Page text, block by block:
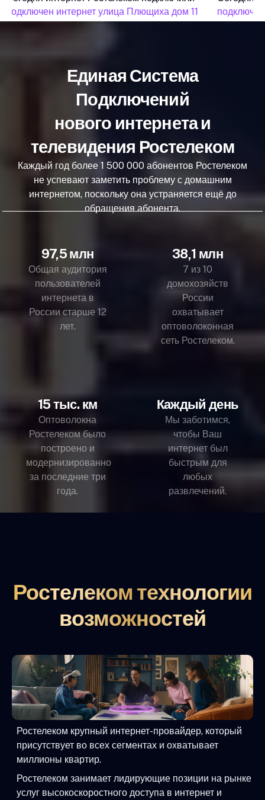
подключен интернет улица Плющиха дом 11
Единая Система
Подключений
нового интернета и
телевидения Ростелеком
Каждый год более 1 500 000 абонентов Ростелеком
не успевают заметить проблему с домашним
интернетом, поскольку она устраняется ещё до
обращения абонента.
97,5 млн
Общая аудитория
пользователей
интернета в
России старше 12
лет.
38,1 млн
7 из 10
домохозяйств
России
охватывает
оптоволоконная
сеть Ростелеком.
15 тыс. км
Оптоволокна
Ростелеком было
построено и
модернизированно
за последние три
года.
Каждый день
Мы заботимся,
чтобы Ваш
интернет был
быстрым для
любых
развлечений.
Ростелеком технологии
возможностей
Ростелеком крупный интернет-провайдер, который
присутствует во всех сегментах и охватывает
миллионы квартир.
Ростелеком занимает лидирующие позиции на рынке
услуг высокоскоростного доступа в интернет и